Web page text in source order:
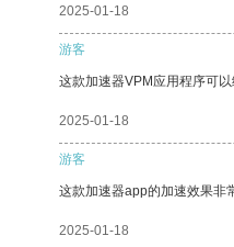
2025-01-18
游客
这款加速器VPM应用程序可
2025-01-18
游客
这款加速器app的加速效果非
2025-01-18